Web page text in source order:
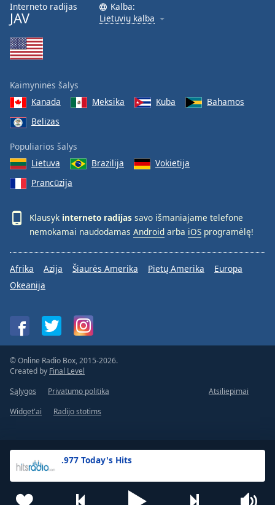
Reset
Done
Close
Modal
Dialog
dialog
window.
.977 Today's Hits
Interneto radijas
JAV
Kalba:
Lietuvių kalba
Kaimyninės šalys
Kanada
Meksika Kuba
Bahamos
Belizas
Populiarios šalys
Lietuva
Brazilija
Vokietija
Prancūzija
Klausyk interneto radijas savo išmaniajame telefone
nemokamai naudodamas Android arba iOS programėlę!
Afrika Azija Šiaurės Amerika Pietų Amerika
Europa
Okeanija
© Online Radio Box, 2015-2026.
Created by Final Level
Sąlygos
Privatumo politika
Atsiliepimai
Widget'ai
Radijo stotims